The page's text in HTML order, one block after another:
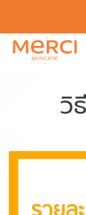
วิ